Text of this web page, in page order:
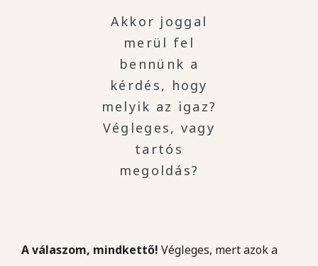
Akkor joggal
merül fel
bennünk a
kérdés, hogy
melyik az igaz?
Végleges, vagy
tartós
megoldás?
A válaszom, mindkettő! Végleges, mert azok a